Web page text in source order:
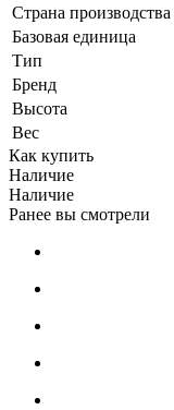
Страна производства
Базовая единица
Тип
Бренд
Высота
Вес
Как купить
Наличие
Наличие
Ранее вы смотрели